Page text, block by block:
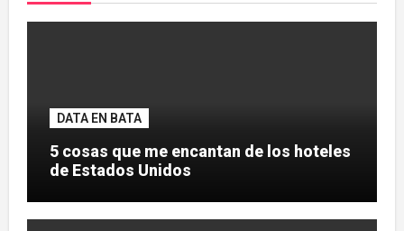
DATA EN BATA
5 cosas que me encantan de los hoteles
de Estados Unidos